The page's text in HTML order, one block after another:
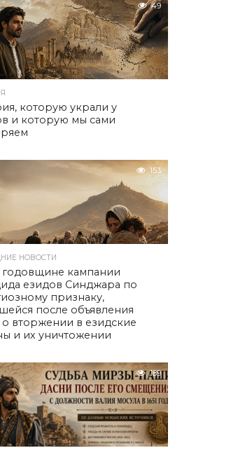
49
которую украли у
и которую мы сами
153
НОВОСТИ
годовщине кампании
езидов Синджара по
признаку,
после объявления
вторжении в езидские
и их уничтожении
189